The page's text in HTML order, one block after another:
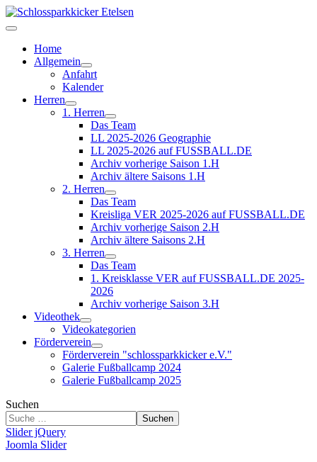
Home
Allgemein
Anfahrt
Kalender
Herren
1. Herren
Das Team
LL 2025-2026 Geographie
LL 2025-2026 auf FUSSBALL.DE
Archiv vorherige Saison 1.H
Archiv ältere Saisons 1.H
2. Herren
Das Team
Kreisliga VER 2025-2026 auf FUSSBALL.DE
Archiv vorherige Saison 2.H
Archiv ältere Saisons 2.H
3. Herren
Das Team
1. Kreisklasse VER auf FUSSBALL.DE 2025-
2026
Archiv vorherige Saison 3.H
Videothek
Videokategorien
Förderverein
Förderverein "schlossparkkicker e.V."
Galerie Fußballcamp 2024
Galerie Fußballcamp 2025
Suchen
Suchen
Slider jQuery
Joomla Slider